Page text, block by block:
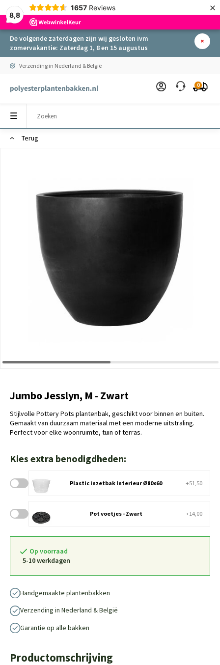
8,8
1657 Reviews ×
De volgende zaterdagen zijn wij gesloten ivm
zomervakantie: Zaterdag 1, 8 en 15 augustus
Verzending in Nederland & België
0
Terug
Jumbo Jesslyn, M - Zwart
Stijlvolle Pottery Pots plantenbak, geschikt voor binnen en buiten.
Gemaakt van duurzaam materiaal met een moderne uitstraling.
Perfect voor elke woonruimte, tuin of terras.
Kies extra benodigdheden:
Plastic inzetbak Interieur Ø80x60 +51,50
Pot voetjes - Zwart +14,00
Op voorraad
5-10 werkdagen
Handgemaakte plantenbakken
Verzending in Nederland & België
Garantie op alle bakken
Productomschrijving